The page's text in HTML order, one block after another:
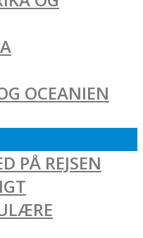
OCEANIEN
PÅ REJSEN